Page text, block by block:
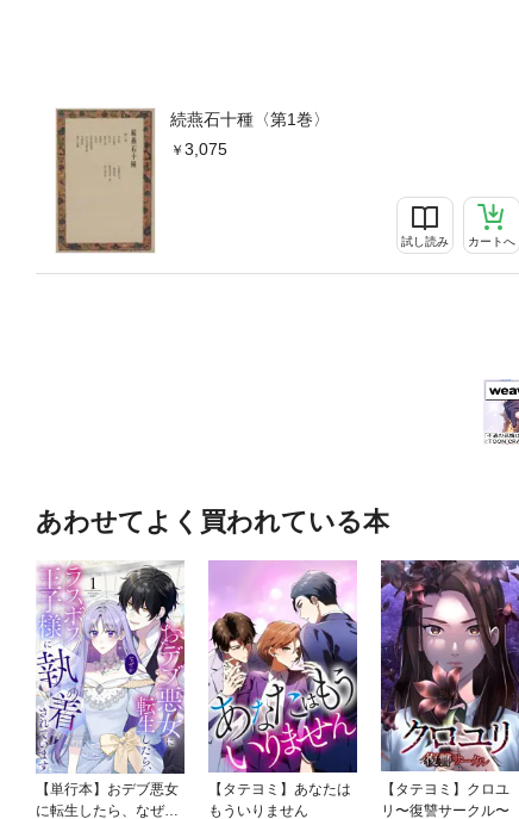
続燕石十種〈第1巻〉
3,075
試し読み カートへ
あわせてよく買われている本
【単行本】おデブ悪女
に転生したら、なぜか
【タテヨミ】あなたは
もういりません
【タテヨミ】クロユ
リ〜復讐サークル〜